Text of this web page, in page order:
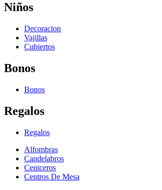
Niños
Decoracion
Vajillas
Cubiertos
Bonos
Bonos
Regalos
Regalos
Alfombras
Candelabros
Ceniceros
Centros De Mesa